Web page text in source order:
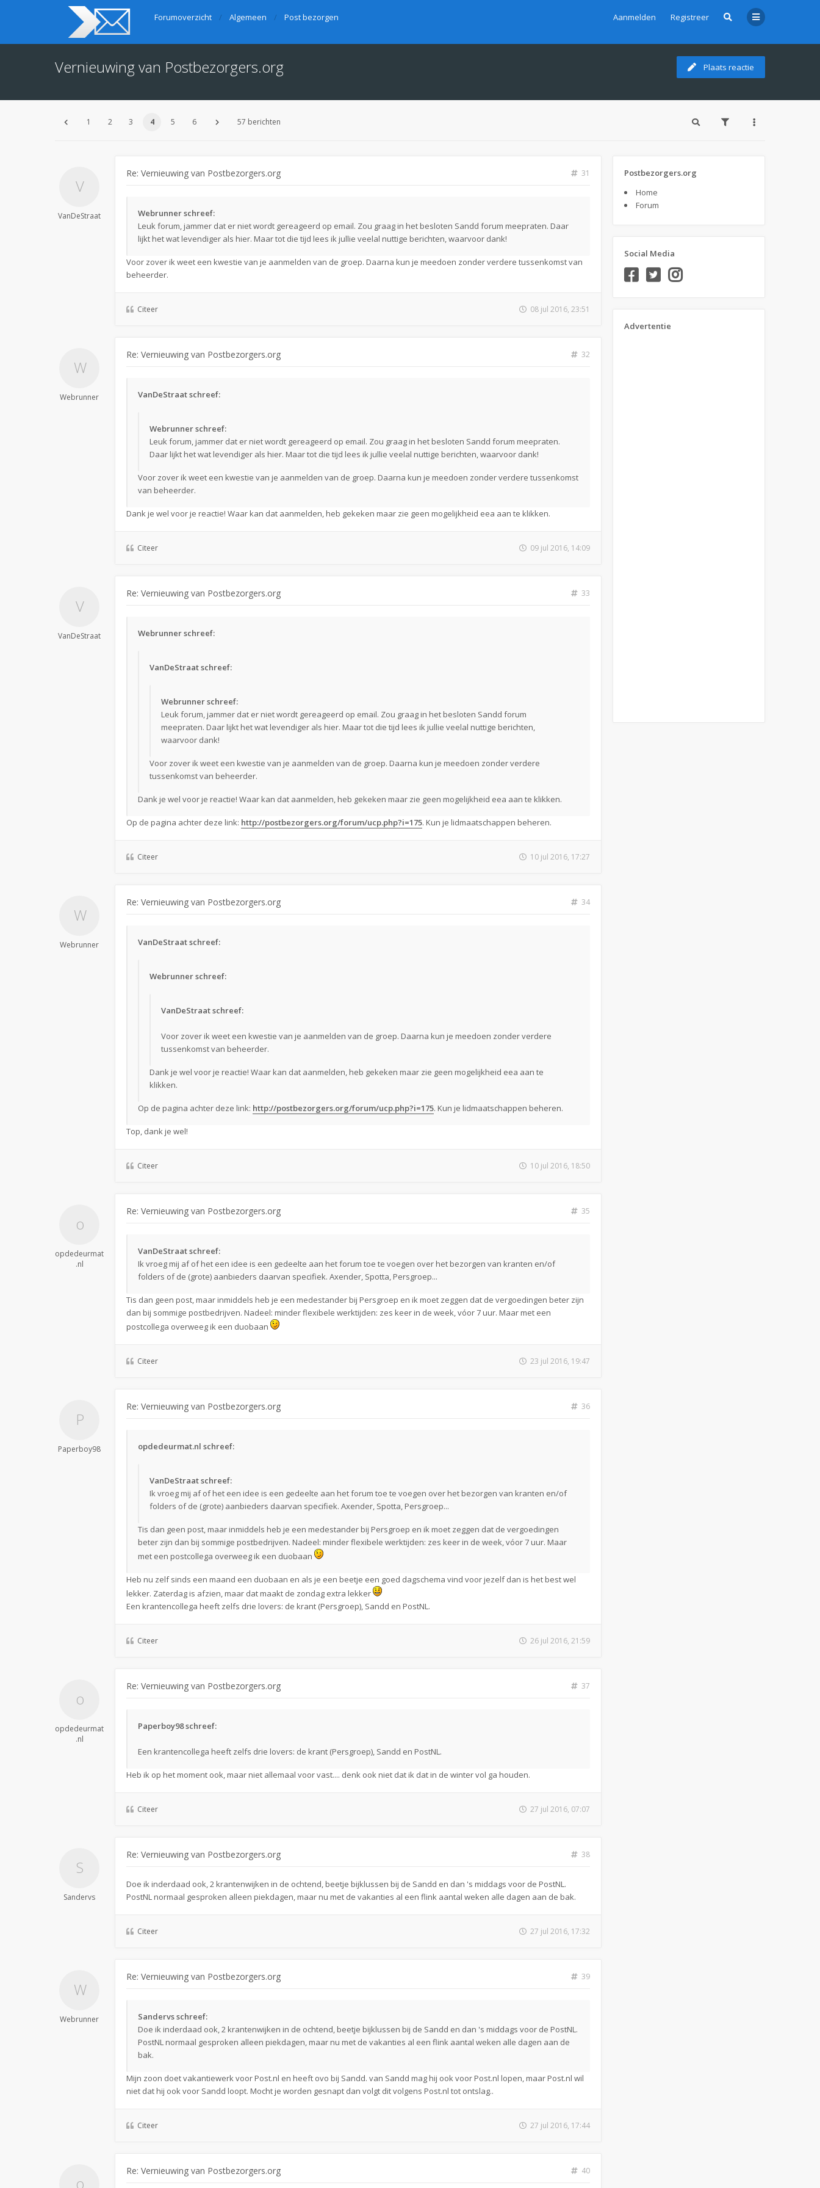
Aanmelden Registreer
Forumoverzicht Algemeen Post bezorgen
Vernieuwing van Postbezorgers.org Plaats reactie
1 2 3 4 5 6 57 berichten
VanDeStraat
Re: Vernieuwing van Postbezorgers.org 31
Webrunner schreef:
Leuk forum, jammer dat er niet wordt gereageerd op email. Zou graag in het besloten Sandd forum meepraten. Daar
lijkt het wat levendiger als hier. Maar tot die tijd lees ik jullie veelal nuttige berichten, waarvoor dank!
Voor zover ik weet een kwestie van je aanmelden van de groep. Daarna kun je meedoen zonder verdere tussenkomst van
beheerder.
Citeer 08 jul 2016, 23:51
Webrunner
Re: Vernieuwing van Postbezorgers.org 32
VanDeStraat schreef:
Webrunner schreef:
Leuk forum, jammer dat er niet wordt gereageerd op email. Zou graag in het besloten Sandd forum meepraten.
Daar lijkt het wat levendiger als hier. Maar tot die tijd lees ik jullie veelal nuttige berichten, waarvoor dank!
Voor zover ik weet een kwestie van je aanmelden van de groep. Daarna kun je meedoen zonder verdere tussenkomst
van beheerder.
Dank je wel voor je reactie! Waar kan dat aanmelden, heb gekeken maar zie geen mogelijkheid eea aan te klikken.
Citeer 09 jul 2016, 14:09
VanDeStraat
Re: Vernieuwing van Postbezorgers.org 33
Webrunner schreef:
VanDeStraat schreef:
Webrunner schreef:
Leuk forum, jammer dat er niet wordt gereageerd op email. Zou graag in het besloten Sandd forum
meepraten. Daar lijkt het wat levendiger als hier. Maar tot die tijd lees ik jullie veelal nuttige berichten,
waarvoor dank!
Voor zover ik weet een kwestie van je aanmelden van de groep. Daarna kun je meedoen zonder verdere
tussenkomst van beheerder.
Dank je wel voor je reactie! Waar kan dat aanmelden, heb gekeken maar zie geen mogelijkheid eea aan te klikken.
Op de pagina achter deze link: http://postbezorgers.org/forum/ucp.php?i=175. Kun je lidmaatschappen beheren.
Citeer 10 jul 2016, 17:27
Webrunner
Re: Vernieuwing van Postbezorgers.org 34
VanDeStraat schreef:
Webrunner schreef:
VanDeStraat schreef:
Voor zover ik weet een kwestie van je aanmelden van de groep. Daarna kun je meedoen zonder verdere
tussenkomst van beheerder.
Dank je wel voor je reactie! Waar kan dat aanmelden, heb gekeken maar zie geen mogelijkheid eea aan te
klikken.
Op de pagina achter deze link: http://postbezorgers.org/forum/ucp.php?i=175. Kun je lidmaatschappen beheren.
Top, dank je wel!
Citeer 10 jul 2016, 18:50
opdedeurmat
.nl
Re: Vernieuwing van Postbezorgers.org 35
VanDeStraat schreef:
Ik vroeg mij af of het een idee is een gedeelte aan het forum toe te voegen over het bezorgen van kranten en/of
folders of de (grote) aanbieders daarvan specifiek. Axender, Spotta, Persgroep...
Tis dan geen post, maar inmiddels heb je een medestander bij Persgroep en ik moet zeggen dat de vergoedingen beter zijn
dan bij sommige postbedrijven. Nadeel: minder flexibele werktijden: zes keer in de week, vóor 7 uur. Maar met een
postcollega overweeg ik een duobaan
Citeer 23 jul 2016, 19:47
Paperboy98
Re: Vernieuwing van Postbezorgers.org 36
opdedeurmat.nl schreef:
VanDeStraat schreef:
Ik vroeg mij af of het een idee is een gedeelte aan het forum toe te voegen over het bezorgen van kranten en/of
folders of de (grote) aanbieders daarvan specifiek. Axender, Spotta, Persgroep...
Tis dan geen post, maar inmiddels heb je een medestander bij Persgroep en ik moet zeggen dat de vergoedingen
beter zijn dan bij sommige postbedrijven. Nadeel: minder flexibele werktijden: zes keer in de week, vóor 7 uur. Maar
met een postcollega overweeg ik een duobaan
Heb nu zelf sinds een maand een duobaan en als je een beetje een goed dagschema vind voor jezelf dan is het best wel
lekker. Zaterdag is afzien, maar dat maakt de zondag extra lekker
Een krantencollega heeft zelfs drie lovers: de krant (Persgroep), Sandd en PostNL.
Citeer 26 jul 2016, 21:59
opdedeurmat
.nl
Re: Vernieuwing van Postbezorgers.org 37
Paperboy98 schreef:
Een krantencollega heeft zelfs drie lovers: de krant (Persgroep), Sandd en PostNL.
Heb ik op het moment ook, maar niet allemaal voor vast.... denk ook niet dat ik dat in de winter vol ga houden.
Citeer 27 jul 2016, 07:07
Sandervs
Re: Vernieuwing van Postbezorgers.org 38
Doe ik inderdaad ook, 2 krantenwijken in de ochtend, beetje bijklussen bij de Sandd en dan 's middags voor de PostNL.
PostNL normaal gesproken alleen piekdagen, maar nu met de vakanties al een flink aantal weken alle dagen aan de bak.
Citeer 27 jul 2016, 17:32
Webrunner
Re: Vernieuwing van Postbezorgers.org 39
Sandervs schreef:
Doe ik inderdaad ook, 2 krantenwijken in de ochtend, beetje bijklussen bij de Sandd en dan 's middags voor de PostNL.
PostNL normaal gesproken alleen piekdagen, maar nu met de vakanties al een flink aantal weken alle dagen aan de
bak.
Mijn zoon doet vakantiewerk voor Post.nl en heeft ovo bij Sandd. van Sandd mag hij ook voor Post.nl lopen, maar Post.nl wil
niet dat hij ook voor Sandd loopt. Mocht je worden gesnapt dan volgt dit volgens Post.nl tot ontslag..
Citeer 27 jul 2016, 17:44
Re: Vernieuwing van Postbezorgers.org 40
Postbezorgers.org
Home
Forum
Social Media
Advertentie